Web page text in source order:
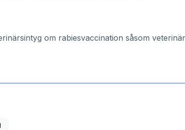
om rabiesvaccination såsom